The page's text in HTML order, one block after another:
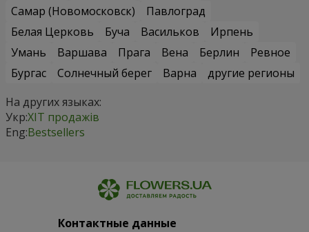
Самар (Новомосковск)
Павлоград
Белая Церковь
Буча Васильков
Ирпень
Умань
Варшава Прага Вена Берлин
Ревное
Бургас
Солнечный берег Варна
другие регионы
На других языках:
Укр:ХІТ продажів
Eng:Bestsellers
Контактные данные